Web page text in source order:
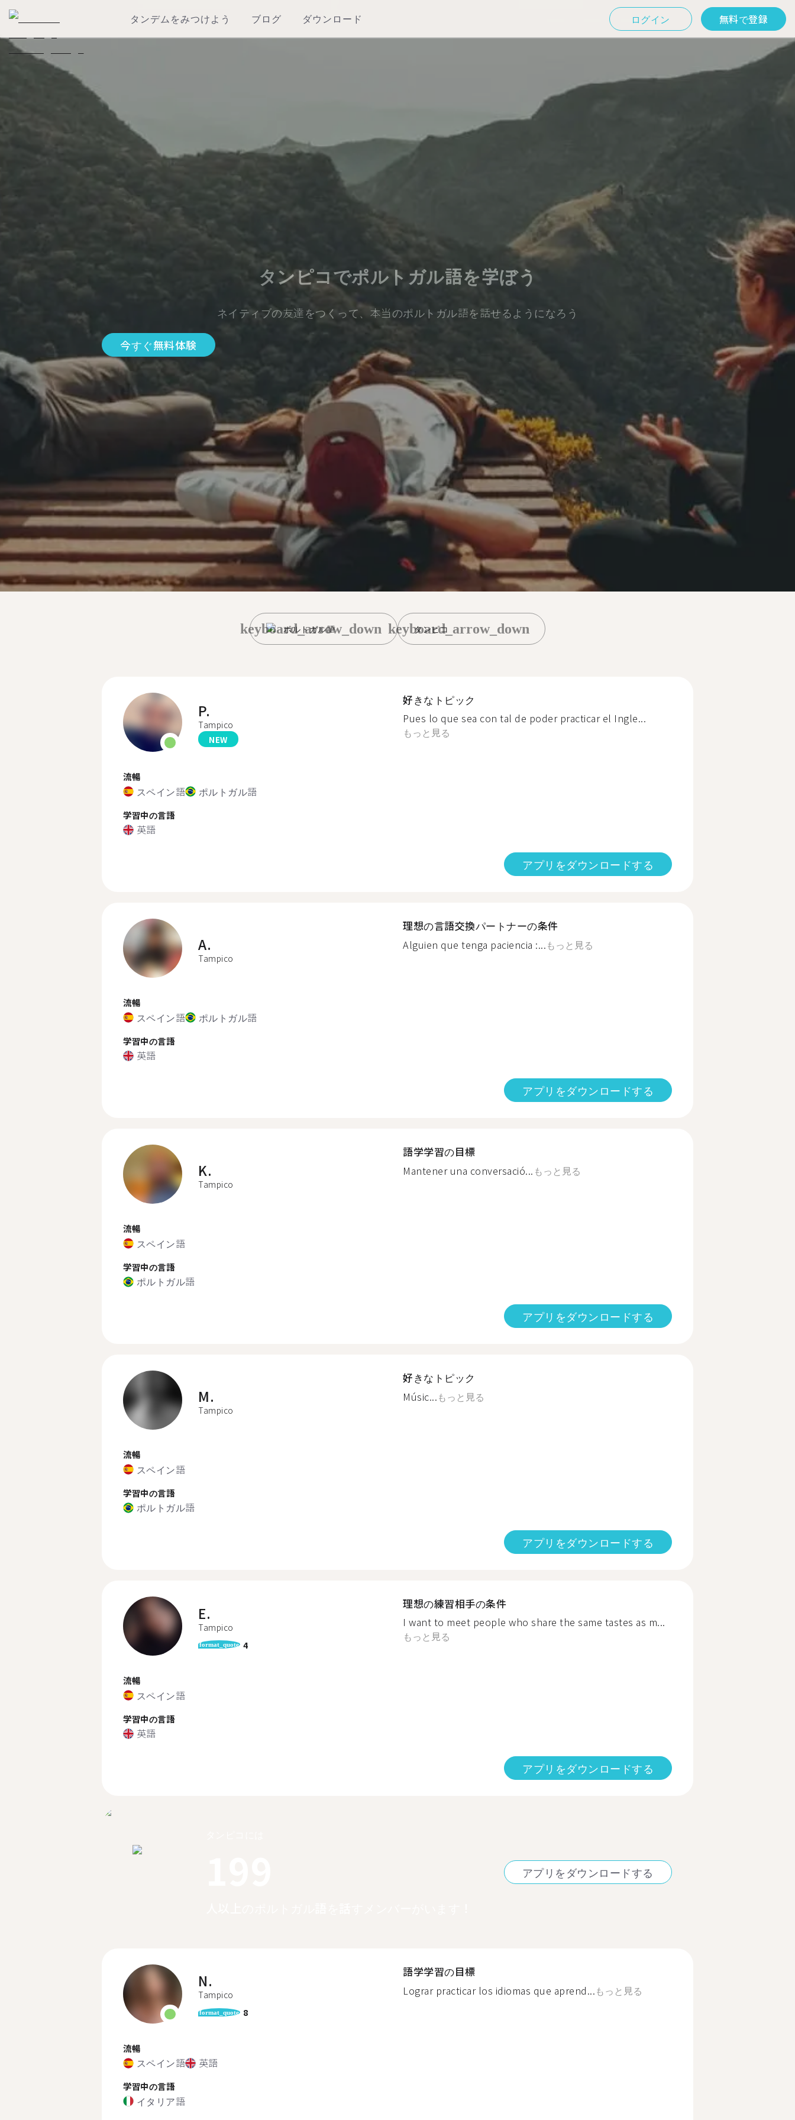
タンデムをみつけよう ブログ ダウンロード ログイン 無料で登録
タンピコでポルトガル語を学ぼう
ネイティブの友達をつくって、本当のポルトガル語を話せるようになろう
今すぐ無料体験
ポルトガル語
keyboard_arrow_down タンピコ
keyboard_arrow_down
P.
Tampico
NEW
流暢
スペイン語 ポルトガル語
学習中の言語
英語
好きなトピック
Pues lo que sea con tal de poder practicar el Ingle...
もっと見る
アプリをダウンロードする
A.
Tampico
流暢
スペイン語 ポルトガル語
学習中の言語
英語
理想の言語交換パートナーの条件
Alguien que tenga paciencia :...もっと見る
アプリをダウンロードする
K.
Tampico
流暢
スペイン語
学習中の言語
ポルトガル語
語学学習の目標
Mantener una conversació... もっと見る
アプリをダウンロードする
M.
Tampico
流暢
スペイン語
学習中の言語
ポルトガル語
好きなトピック
Músic...もっと見る
アプリをダウンロードする
E.
Tampico
format_quote 4
流暢
スペイン語
学習中の言語
英語
理想の練習相手の条件
I want to meet people who share the same tastes as m...
もっと見る
アプリをダウンロードする
アプリをダウンロードする
N.
Tampico
format_quote 8
流暢
スペイン語 英語
学習中の言語
イタリア語
語学学習の目標
Lograr practicar los idiomas que aprend...もっと見る